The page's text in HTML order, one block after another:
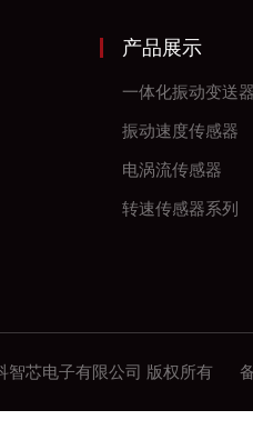
产品展示
一体化振动变送
振动速度传感器
电涡流传感器
转速传感器系列
智芯电子有限公司 版权所有